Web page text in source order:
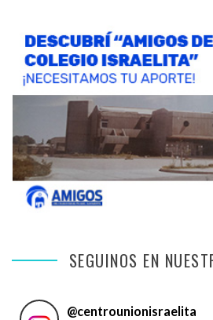
SEGUINOS EN
@centrounionisraelita